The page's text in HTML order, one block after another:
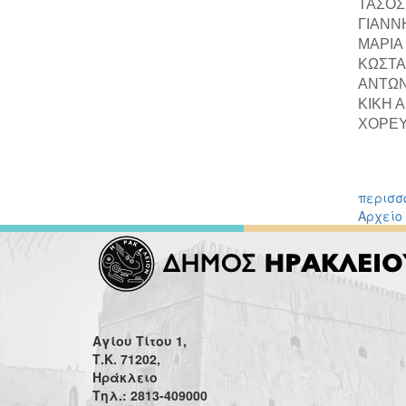
ΚΙΚΗ
Αγίου Τίτου 1,
Τ.Κ. 71202,
Ηράκλειο
Τηλ.: 2813-409000